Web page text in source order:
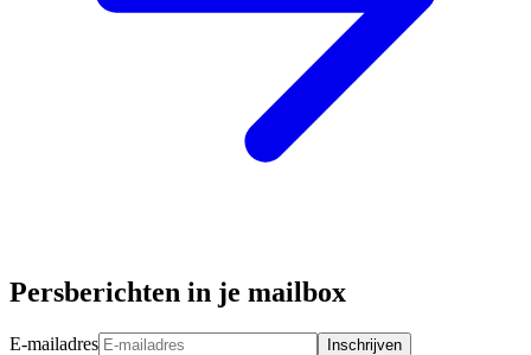
Persberichten in je mailbox
E-mailadres Inschrijven